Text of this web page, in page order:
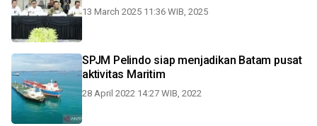
13 March 2025 11:36 WIB, 2025
SPJM Pelindo siap menjadikan Batam pusat
aktivitas Maritim
28 April 2022 14:27 WIB, 2022